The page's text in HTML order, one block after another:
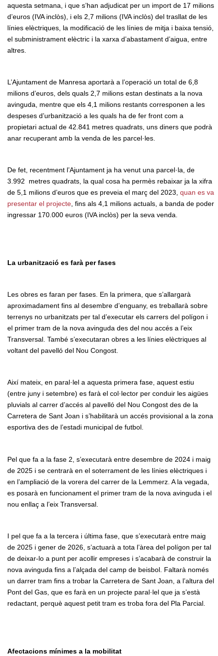
aquesta setmana, i que s’han adjudicat per un import de 17 milions
d’euros (IVA inclòs), i els 2,7 milions (IVA inclòs) del trasllat de les
línies elèctriques, la modificació de les línies de mitja i baixa tensió,
el subministrament elèctric i la xarxa d’abastament d’aigua, entre
altres.
L’Ajuntament de Manresa aportarà a l’operació un total de 6,8
milions d’euros, dels quals 2,7 milions estan destinats a la nova
avinguda, mentre que els 4,1 milions restants corresponen a les
despeses d’urbanització a les quals ha de fer front com a
propietari actual de 42.841 metres quadrats, uns diners que podrà
anar recuperant amb la venda de les parcel·les.
De fet, recentment l’Ajuntament ja ha venut una parcel·la, de
3.992 metres quadrats, la qual cosa ha permès rebaixar ja la xifra
de 5,1 milions d’euros que es preveia el març del 2023, quan es va
presentar el projecte, fins als 4,1 milions actuals, a banda de poder
ingressar 170.000 euros (IVA inclòs) per la seva venda.
La urbanització es farà per fases
Les obres es faran per fases. En la primera, que s’allargarà
aproximadament fins al desembre d’enguany, es treballarà sobre
terrenys no urbanitzats per tal d’executar els carrers del polígon i
el primer tram de la nova avinguda des del nou accés a l’eix
Transversal. També s’executaran obres a les línies elèctriques al
voltant del pavelló del Nou Congost.
Així mateix, en paral·lel a aquesta primera fase, aquest estiu
(entre juny i setembre) es farà el col·lector per conduir les aigües
pluvials al carrer d’accés al pavelló del Nou Congost des de la
Carretera de Sant Joan i s’habilitarà un accés provisional a la zona
esportiva des de l’estadi municipal de futbol.
Pel que fa a la fase 2, s’executarà entre desembre de 2024 i maig
de 2025 i se centrarà en el soterrament de les línies elèctriques i
en l’ampliació de la vorera del carrer de la Lemmerz. A la vegada,
es posarà en funcionament el primer tram de la nova avinguda i el
nou enllaç a l’eix Transversal.
I pel que fa a la tercera i última fase, que s’executarà entre maig
de 2025 i gener de 2026, s’actuarà a tota l’àrea del polígon per tal
de deixar-lo a punt per acollir empreses i s’acabarà de construir la
nova avinguda fins a l’alçada del camp de beisbol. Faltarà només
un darrer tram fins a trobar la Carretera de Sant Joan, a l’altura del
Pont del Gas, que es farà en un projecte paral·lel que ja s’està
redactant, perquè aquest petit tram es troba fora del Pla Parcial.
Afectacions mínimes a la mobilitat